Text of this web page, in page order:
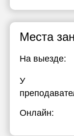
Места
На выезде:
У
Онлайн: